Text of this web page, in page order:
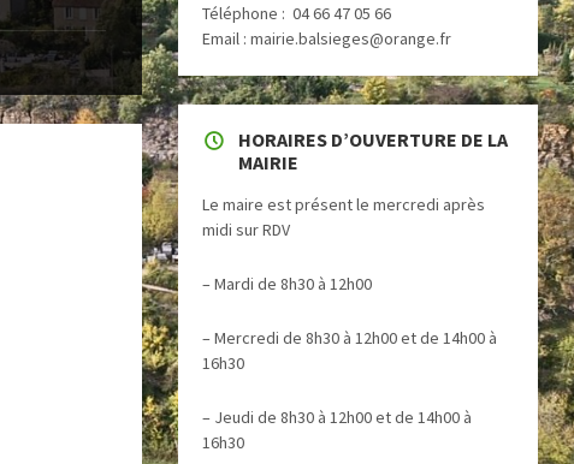
Téléphone : 04 66 47 05 66
Email : mairie.balsieges@orange.fr
HORAIRES D’OUVERTURE DE LA
MAIRIE
Le maire est présent le mercredi après
midi sur RDV
– Mardi de 8h30 à 12h00
– Mercredi de 8h30 à 12h00 et de 14h00 à
16h30
– Jeudi de 8h30 à 12h00 et de 14h00 à
16h30